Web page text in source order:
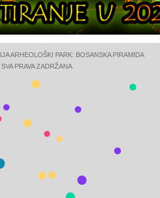
ARHEOLOŠKI PARK: BOSANSKA PIRAMIDA
PRAVA ZADRŽANA.